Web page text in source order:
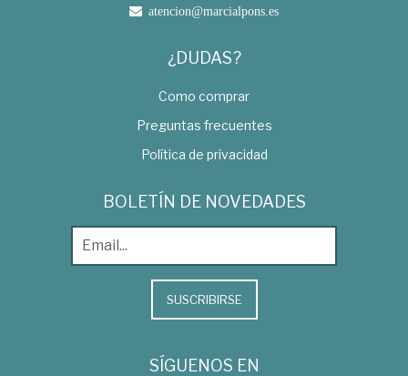
atencion@marcialpons.es
¿DUDAS?
Como comprar
Preguntas frecuentes
Política de privacidad
BOLETÍN DE NOVEDADES
SUSCRIBIRSE
SÍGUENOS EN